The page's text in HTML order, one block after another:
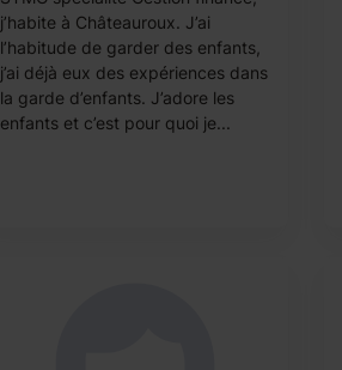
j’habite à Châteauroux. J’ai
l’habitude de garder des enfants,
j’ai déjà eux des expériences dans
la garde d’enfants. J’adore les
enfants et c’est pour quoi je...